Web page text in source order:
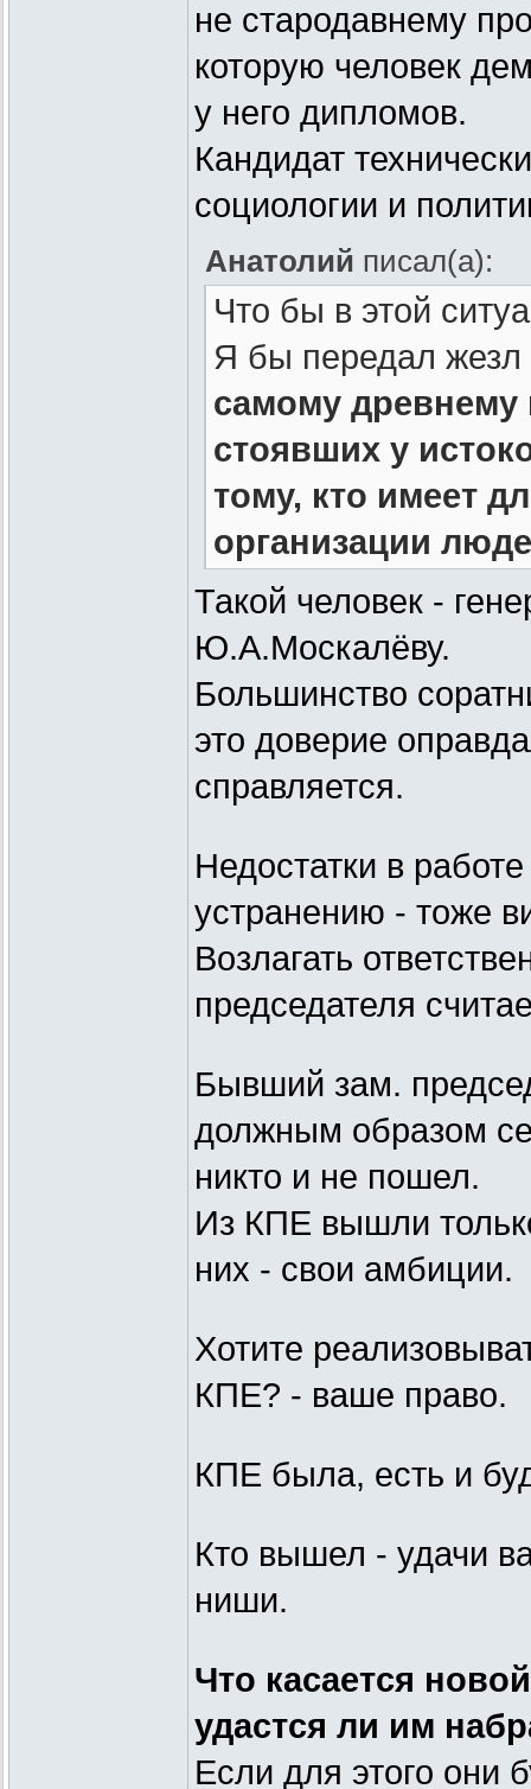
Каждому члену
на этот вопрос.
Каждому члену КПЕ
другим людям. На
телекамерами
не стародавнему
которую человек
у него дипломов.
Кандидат
социологии и
Анатолий писал(а):
Что бы в этой
Я бы передал жезл
самому древнему
стоявших у
тому, кто имеет
организации
Такой человек -
Ю.А.Москалёву.
Большинство
это доверие
справляется.
Недостатки в
устранению - тоже
Возлагать
председателя
Бывший зам.
должным образом
никто и не пошел.
Из КПЕ вышли
них - свои амбиции.
Хотите
КПЕ? - ваше право.
КПЕ была, есть и
Кто вышел - удачи
ниши.
Что касается
удастся ли им
Если для этого они